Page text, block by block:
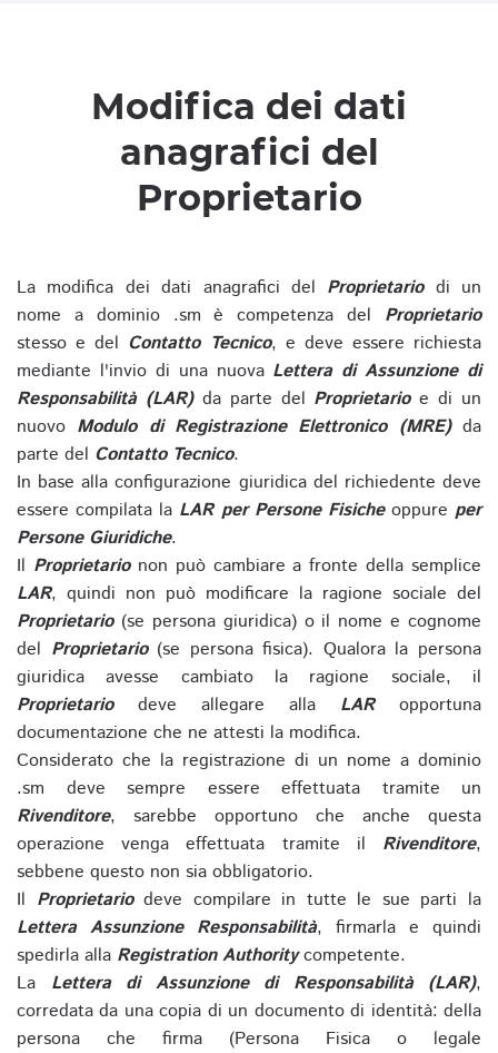
Modifica dei dati
anagrafici del
Proprietario
La modifica dei dati anagrafici del Proprietariodi un
nome a dominio .sm è competenza del Proprietario
stesso e del Contatto Tecnico, e deve essere richiesta
mediante l'invio di una nuova Lettera di Assunzione di
Responsabilità (LAR)da parte del Proprietarioe di un
nuovo Modulo di Registrazione Elettronico (MRE)da
parte del Contatto Tecnico.
In base alla configurazione giuridica del richiedente deve
essere compilata la LAR per Persone Fisicheoppure per
Persone Giuridiche.
Il Proprietarionon può cambiare a fronte della semplice
LAR, quindi non può modificare la ragione sociale del
Proprietario(se persona giuridica) o il nome e cognome
del Proprietario(se persona fisica). Qualora la persona
giuridica avesse cambiato la ragione sociale, il
Proprietariodeve allegare alla LARopportuna
documentazione che ne attesti la modifica.
Considerato che la registrazione di un nome a dominio
.sm deve sempre essere effettuata tramite un
Rivenditore, sarebbe opportuno che anche questa
operazione venga effettuata tramite il Rivenditore,
sebbene questo non sia obbligatorio.
Il Proprietariodeve compilare in tutte le sue parti la
Lettera Assunzione Responsabilità, firmarla e quindi
spedirla alla Registration Authoritycompetente.
La Lettera di Assunzione di Responsabilità (LAR),
corredata da una copia di un documento di identità: della
persona che firma (Persona Fisica o legale